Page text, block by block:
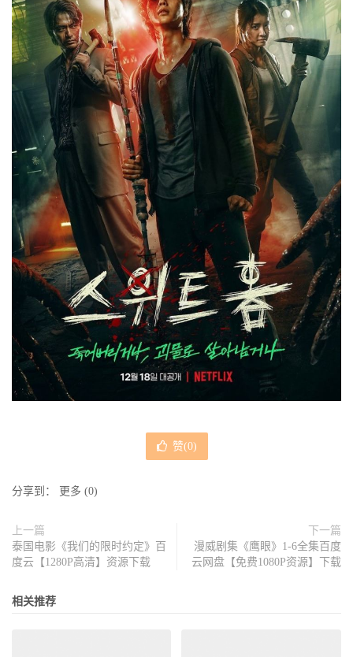
赞(0)
分享到： 更多 (0)
上一篇
泰国电影《我们的限时约定》百
度云【1280P高清】资源下载
下一篇
漫威剧集《鹰眼》1-6全集百度
云网盘【免费1080P资源】下载
相关推荐